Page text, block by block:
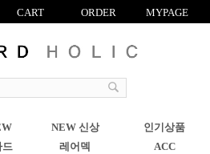
CART ORDER MYPAGE
R
NEW 신상
인기상품
드 레어덱 ACC